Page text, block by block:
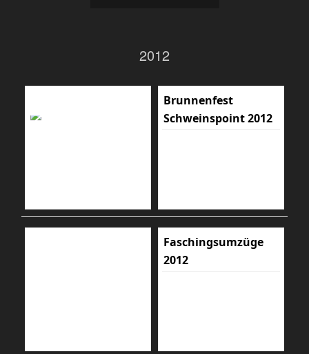
2012
Brunnenfest
Schweinspoint 2012
Faschingsumzüge
2012